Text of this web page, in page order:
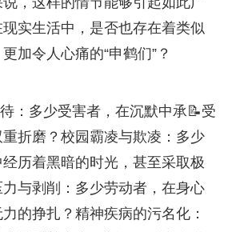
实生活中，是否也存在着类似
加令人心痛的“申鹤们”？
：多少受害者，在沉默中承📝受
折磨？校园霸凌与欺凌：多少
历着黑暗的时光，甚至采取极
与剥削：多少劳动者，在身心
的挣扎？精神疾病的污名化：